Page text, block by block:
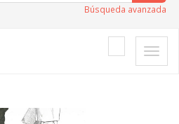
Búsqueda avanzada
Toggle